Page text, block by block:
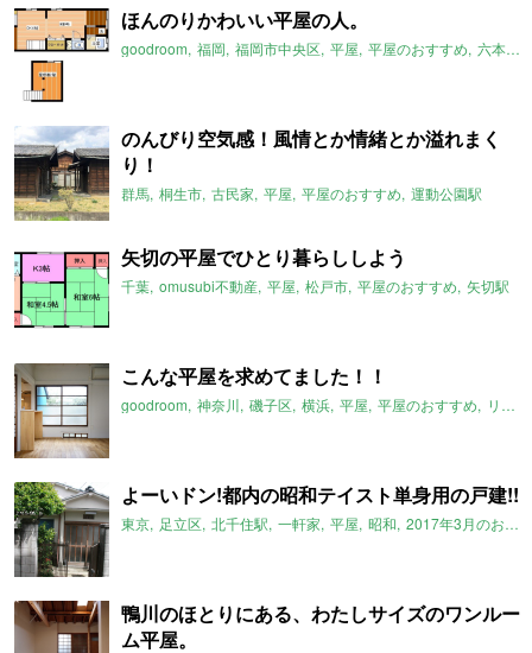
ほんのりかわいい平屋の人。
goodroom 福岡 福岡市中央区 平屋 平屋のおすすめ 六本松駅
のんびり空気感！風情とか情緒とか溢れまく
り！
群馬 桐生市 古民家 平屋 平屋のおすすめ 運動公園駅
矢切の平屋でひとり暮らししよう
千葉 omusubi不動産 平屋 松戸市 平屋のおすすめ 矢切駅
こんな平屋を求めてました！！
goodroom 神奈川 磯子区 横浜 平屋 平屋のおすすめ リノベーション
よーいドン!都内の昭和テイスト単身用の戸建!!
東京 足立区 北千住駅 一軒家 平屋 昭和 2017年3月のおすすめ
鴨川のほとりにある、わたしサイズのワンルー
ム平屋。